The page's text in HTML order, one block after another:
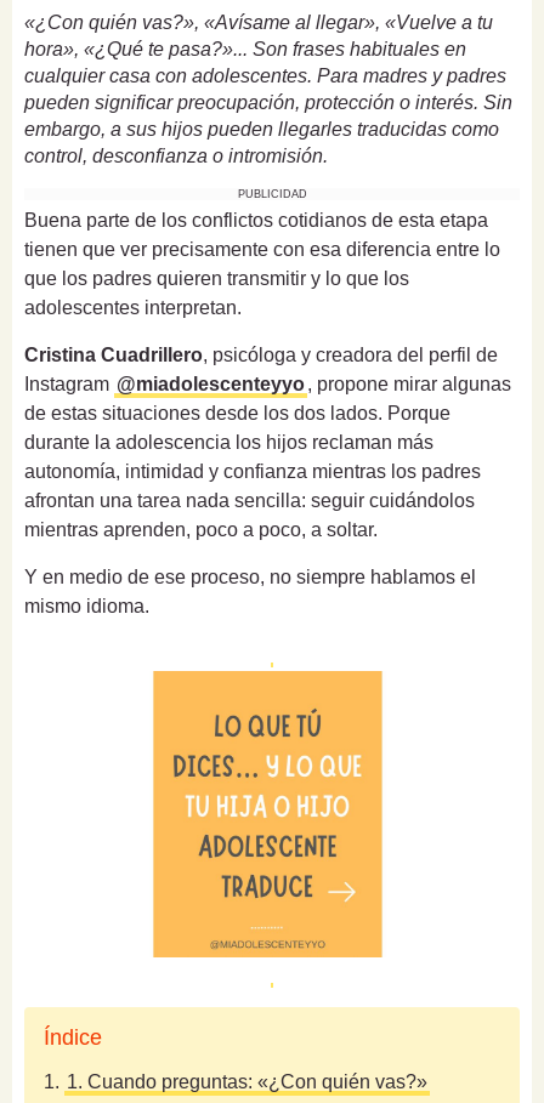
«¿Con quién vas?», «Avísame al llegar», «Vuelve a tu
hora», «¿Qué te pasa?»... Son frases habituales en
cualquier casa con adolescentes. Para madres y padres
pueden significar preocupación, protección o interés. Sin
embargo, a sus hijos pueden llegarles traducidas como
control, desconfianza o intromisión.
PUBLICIDAD
Buena parte de los conflictos cotidianos de esta etapa
tienen que ver precisamente con esa diferencia entre lo
que los padres quieren transmitir y lo que los
adolescentes interpretan.
Cristina Cuadrillero, psicóloga y creadora del perfil de
Instagram @miadolescenteyyo, propone mirar algunas
de estas situaciones desde los dos lados. Porque
durante la adolescencia los hijos reclaman más
autonomía, intimidad y confianza mientras los padres
afrontan una tarea nada sencilla: seguir cuidándolos
mientras aprenden, poco a poco, a soltar.
Y en medio de ese proceso, no siempre hablamos el
mismo idioma.
Índice
1. 1. Cuando preguntas: «¿Con quién vas?»